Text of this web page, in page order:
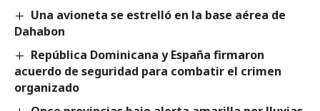
Una avioneta se estrelló en la base aérea de
Dahabon
República Dominicana y España firmaron
acuerdo de seguridad para combatir el crimen
organizado